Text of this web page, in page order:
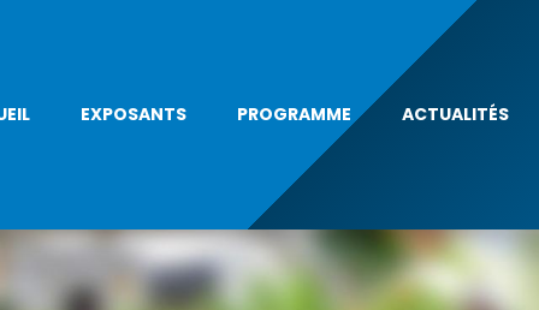
EXPOSANTS PROGRAMME ACTUALITÉS